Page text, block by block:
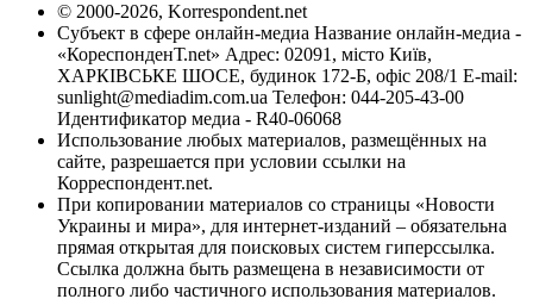
© 2000-2026, Korrespondent.net
Субъект в сфере онлайн-медиа Название онлайн-медиа -
«КореспонденТ.net» Адрес: 02091, місто Київ,
ХАРКІВСЬКЕ ШОСЕ, будинок 172-Б, офіс 208/1 E-mail:
sunlight@mediadim.com.ua Телефон: 044-205-43-00
Идентификатор медиа - R40-06068
Использование любых материалов, размещённых на
сайте, разрешается при условии ссылки на
Корреспондент.net.
При копировании материалов со страницы «Новости
Украины и мира», для интернет-изданий – обязательна
прямая открытая для поисковых систем гиперссылка.
Ссылка должна быть размещена в независимости от
полного либо частичного использования материалов.